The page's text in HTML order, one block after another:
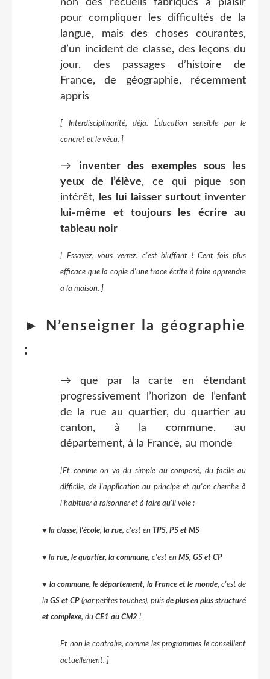
non des recueils fabriqués à plaisir
pour compliquer les difficultés de la
langue, mais des choses courantes,
d’un incident de classe, des leçons du
jour, des passages d’histoire de
France, de géographie, récemment
appris
[ Interdisciplinarité, déjà. Éducation sensible par le
concret et le vécu. ]
→ inventer des exemples sous les
yeux de l’élève, ce qui pique son
intérêt,
les lui laisser surtout inventer
lui-même et toujours les écrire au
tableau noir
[ Essayez, vous verrez, c'est bluffant ! Cent fois plus
efficace que la copie d'une trace écrite à faire apprendre
à la maison. ]
► N’enseigner la géographie
:
→ que par la carte en étendant
progressivement l’horizon de l’enfant
de la rue au quartier, du quartier au
canton, à la commune, au
département, à la France, au monde
[Et comme on va du simple au composé, du facile au
difficile, de l'application au principe et qu'on cherche à
l'habituer à raisonner et à faire qu'il voie :
♥ la classe, l'école, la rue, c'est en TPS, PS et MS
♥ la rue, le quartier, la commune, c'est en MS, GS et CP
♥ la commune, le département, la France et le monde, c'est de
la GS et CP (par petites touches), puis de plus en plus structuré
et complexe, du CE1 au CM2 !
Et non le contraire, comme les programmes le conseillent
actuellement. ]